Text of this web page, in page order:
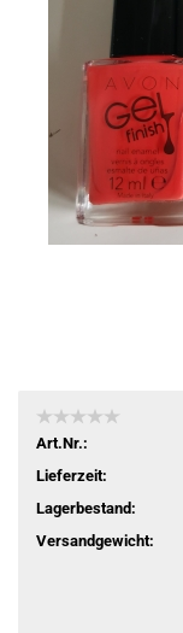
Art.Nr.:
Lieferzeit:
Lagerbestand:
Versandgewicht: